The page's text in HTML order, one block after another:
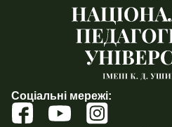
Соціальні мережі: